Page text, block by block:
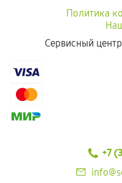
Политика
Сервисный
+7